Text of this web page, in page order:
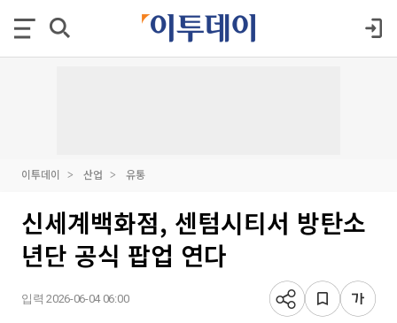
이투데이 산업 유통
신세계백화점, 센텀시티서 방탄소
년단 공식 팝업 연다
입력 2026-06-04 06:00